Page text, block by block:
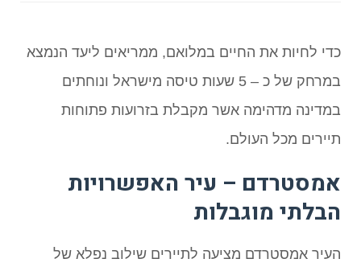
כדי לחיות את החיים במלואם, ממריאים ליעד הנמצא
במרחק של כ – 5 שעות טיסה מישראל ונוחתים
במדינה מדהימה אשר מקבלת בזרועות פתוחות
תיירים מכל העולם.
אמסטרדם – עיר האפשרויות
הבלתי מוגבלות
העיר אמסטרדם מציעה לתיירים שילוב נפלא של